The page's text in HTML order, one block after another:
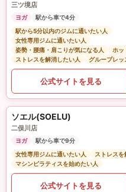
三ツ境店
ヨガ
駅から車で4分
駅から5分以内のジムに通いたい人
女性専用ジムに通いたい人
姿勢・腰痛・肩こりが気になる人
ホッ
ストレスを解消したい人
グループレ
公式サイトを見る
ソエル(SOELU)
二俣川店
ヨガ
駅から車で9分
女性専用ジムに通いたい人
ストレスを
マシンピラティスを始めたい人
公式サイトを見る